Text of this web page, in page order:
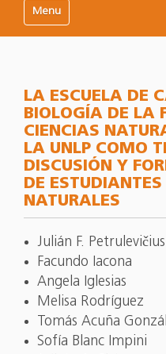
Mostrar/Ocultar navegación
LA ESCUELA DE
BIOLOGÍA DE LA
CIENCIAS
LA UNLP COMO
DISCUSIÓN Y
DE
NATURALES
Julián F. Petrulevičius
Facundo Iacona
Angela Iglesias
Melisa Rodríguez
Tomás Acuña
Sofía Blanc Impini